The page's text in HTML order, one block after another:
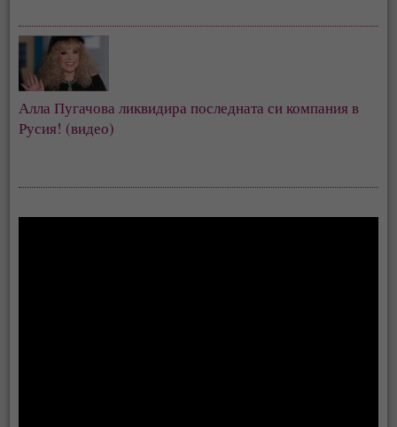
Алла Пугачова ликвидира последната си компания в
Русия! (видео)